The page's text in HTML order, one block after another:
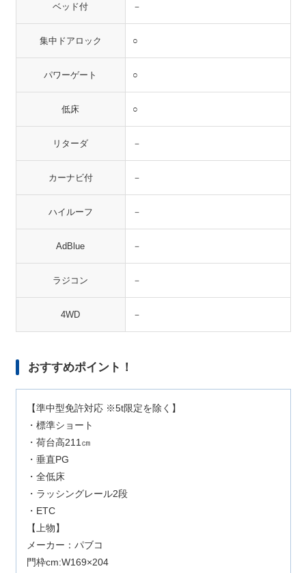
ベッド付 －
集中ドアロック ○
パワーゲート ○
低床 ○
リターダ －
カーナビ付 －
ハイルーフ －
AdBlue －
ラジコン －
4WD －
おすすめポイント！
【準中型免許対応 ※5t限定を除く】
・標準ショート
・荷台高211㎝
・垂直PG
・全低床
・ラッシングレール2段
・ETC
【上物】
メーカー：パブコ
門枠cm:W169×204